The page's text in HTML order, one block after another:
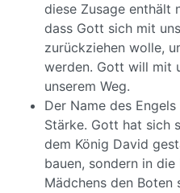
diese Zusage enthält
dass Gott sich mit
zurückziehen wolle,
werden. Gott will mit
unserem Weg.
Der Name des
Stärke. Gott hat sich
dem König David
bauen, sondern in die
Mädchens den Boten